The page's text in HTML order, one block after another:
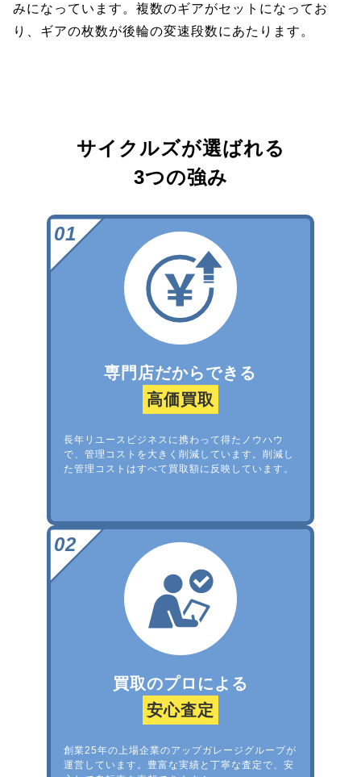
みになっています。複数のギアがセットになってお
り、ギアの枚数が後輪の変速段数にあたります。
サイクルズが選ばれる
3つの強み
専門店だからできる
高価買取
長年リユースビジネスに携わって得たノウハウ
で、管理コストを大きく削減しています。削減し
た管理コストはすべて買取額に反映しています。
買取のプロによる
安心査定
創業25年の上場企業のアップガレージグループが
運営しています。豊富な実績と丁寧な査定で、安